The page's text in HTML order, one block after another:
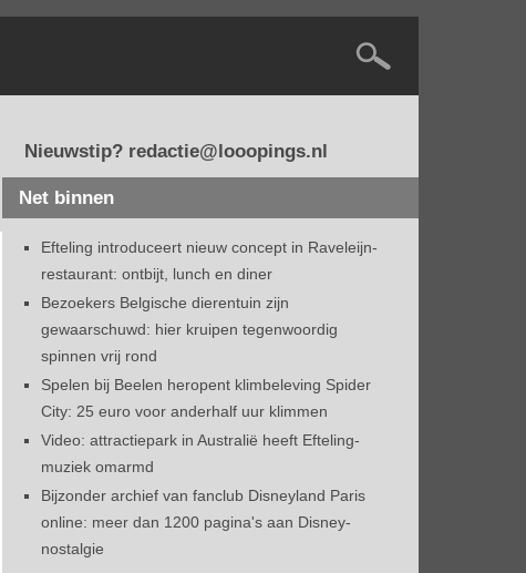
Nieuwstip? redactie@looopings.nl
Net binnen
Efteling introduceert nieuw concept in Raveleijn-
restaurant: ontbijt, lunch en diner
Bezoekers Belgische dierentuin zijn
gewaarschuwd: hier kruipen tegenwoordig
spinnen vrij rond
Spelen bij Beelen heropent klimbeleving Spider
City: 25 euro voor anderhalf uur klimmen
Video: attractiepark in Australië heeft Efteling-
muziek omarmd
Bijzonder archief van fanclub Disneyland Paris
online: meer dan 1200 pagina's aan Disney-
nostalgie